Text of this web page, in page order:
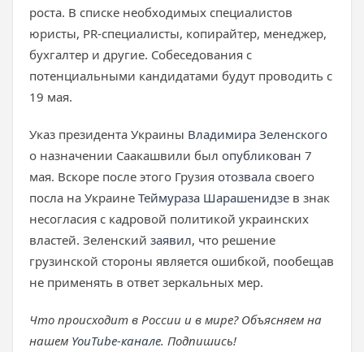
роста. В списке необходимых специалистов
юристы, PR-специалисты, копирайтер, менеджер,
бухгалтер и другие. Собеседования с
потенциальными кандидатами будут проводить с
19 мая.
Указ президента Украины Владимира Зеленского
о назначении Саакашвили был опубликован 7
мая. Вскоре после этого Грузия отозвала своего
посла на Украине Теймураза Шарашенидзе в знак
несогласия с кадровой политикой украинских
властей. Зеленский заявил, что решение
грузинской стороны является ошибкой, пообещав
не применять в ответ зеркальных мер.
Что происходит в России и в мире? Объясняем на
нашем YouTube-канале. Подпишись!